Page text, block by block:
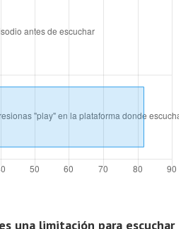
una limitación para escuchar